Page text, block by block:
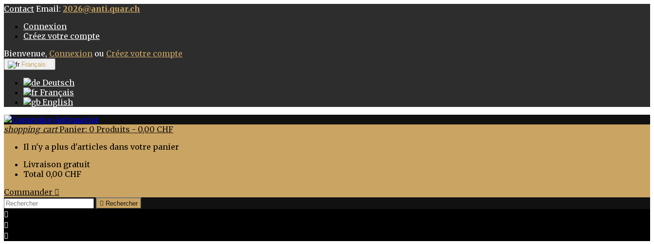
Contact Email: 2026@anti.quar.ch
Connexion
Créez votre compte
Bienvenue, Connexion ou Créez votre compte
Français
Deutsch
Français
English
shopping_cart Panier: 0 Produits - 0,00 CHF
Il n'y a plus d'articles dans votre panier
Livraison gratuit
Total 0,00 CHF
Commander 
 Rechercher


